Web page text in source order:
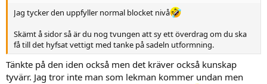
Jag tycker den uppfyller normal blocket nivå
Skämt å sidor så är du nog tvungen att sy ett överdrag om du ska
få till det hyfsat vettigt med tanke på sadeln utformning.
Tänkte på den iden också men det kräver också kunskap
tyvärr. Jag tror inte man som lekman kommer undan men